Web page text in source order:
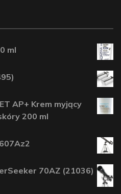
ml
AP+ Krem myjący
200 ml
70AZ (21036)